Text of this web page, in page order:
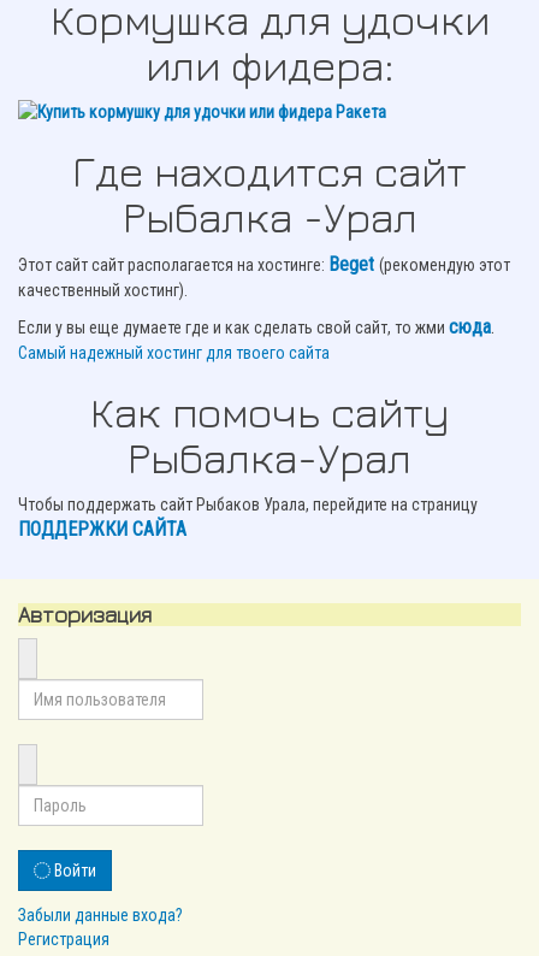
Кормушка для удочки
или фидера:
Где находится сайт
Рыбалка -Урал
Этот сайт сайт располагается на хостинге: Beget (рекомендую этот
качественный хостинг).
Если у вы еще думаете где и как сделать свой сайт, то жми сюда.
Самый надежный хостинг для твоего сайта
Как помочь сайту
Рыбалка-Урал
Чтобы поддержать сайт Рыбаков Урала, перейдите на страницу
ПОДДЕРЖКИ САЙТА
Авторизация
Войти
Забыли данные входа?
Регистрация